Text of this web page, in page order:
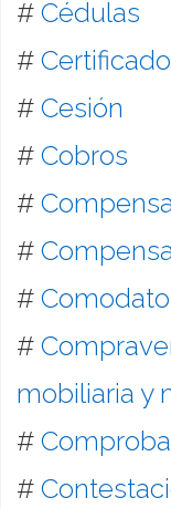
# Cédulas
#
# Cesión
# Cobros
#
#
# Comodato
#
mobiliaria y
#
#